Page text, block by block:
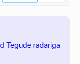
Tegude radariga